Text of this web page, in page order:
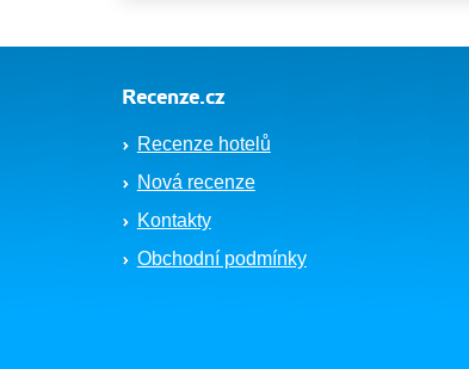
Recenze.cz
Recenze hotelů
Nová recenze
Kontakty
Obchodní podmínky